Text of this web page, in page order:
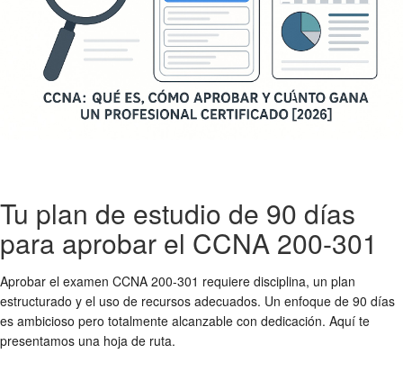
Tu plan de estudio de 90 días
para aprobar el CCNA 200-301
Aprobar el examen CCNA 200-301 requiere disciplina, un plan
estructurado y el uso de recursos adecuados. Un enfoque de 90 días
es ambicioso pero totalmente alcanzable con dedicación. Aquí te
presentamos una hoja de ruta.